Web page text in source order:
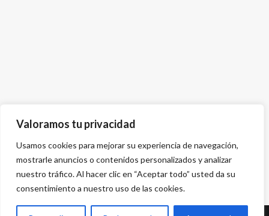
Valoramos tu privacidad
Usamos cookies para mejorar su experiencia de navegación,
mostrarle anuncios o contenidos personalizados y analizar
nuestro tráfico. Al hacer clic en “Aceptar todo” usted da su
consentimiento a nuestro uso de las cookies.